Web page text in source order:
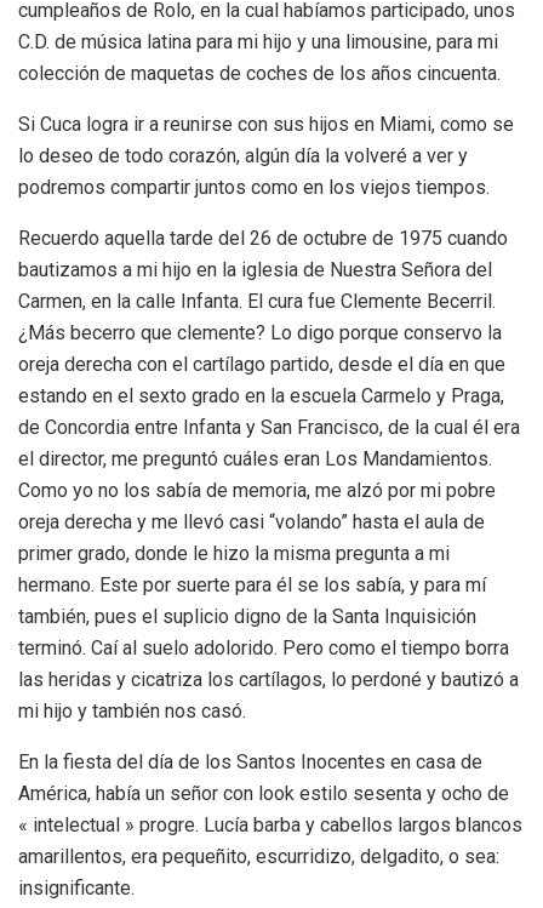
cumpleaños de Rolo, en la cual habíamos participado, unos
C.D. de música latina para mi hijo y una limousine, para mi
colección de maquetas de coches de los años cincuenta.
Si Cuca logra ir a reunirse con sus hijos en Miami, como se
lo deseo de todo corazón, algún día la volveré a ver y
podremos compartir juntos como en los viejos tiempos.
Recuerdo aquella tarde del 26 de octubre de 1975 cuando
bautizamos a mi hijo en la iglesia de Nuestra Señora del
Carmen, en la calle Infanta. El cura fue Clemente Becerril.
¿Más becerro que clemente? Lo digo porque conservo la
oreja derecha con el cartílago partido, desde el día en que
estando en el sexto grado en la escuela Carmelo y Praga,
de Concordia entre Infanta y San Francisco, de la cual él era
el director, me preguntó cuáles eran Los Mandamientos.
Como yo no los sabía de memoria, me alzó por mi pobre
oreja derecha y me llevó casi “volando” hasta el aula de
primer grado, donde le hizo la misma pregunta a mi
hermano. Este por suerte para él se los sabía, y para mí
también, pues el suplicio digno de la Santa Inquisición
terminó. Caí al suelo adolorido. Pero como el tiempo borra
las heridas y cicatriza los cartílagos, lo perdoné y bautizó a
mi hijo y también nos casó.
En la fiesta del día de los Santos Inocentes en casa de
América, había un señor con look estilo sesenta y ocho de
« intelectual » progre. Lucía barba y cabellos largos blancos
amarillentos, era pequeñito, escurridizo, delgadito, o sea:
insignificante.